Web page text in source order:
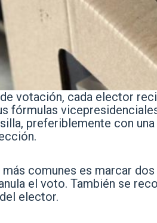
votación, cada elector
fórmulas
preferiblemente con
comunes es marcar
el voto. También se
elector.